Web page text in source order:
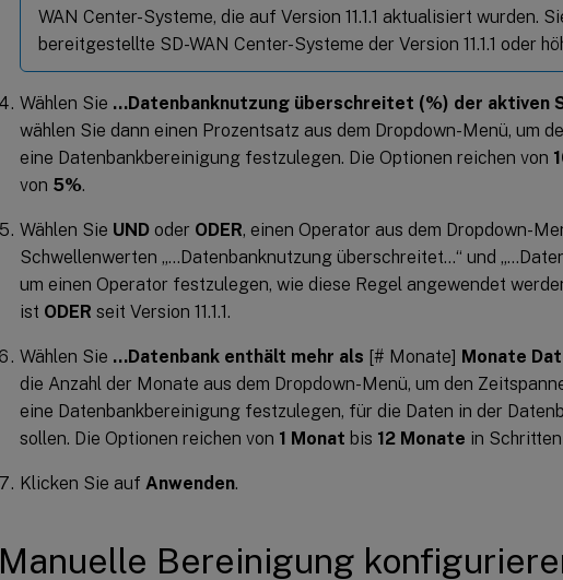
WAN Center-Systeme, die auf Version 11.1.1 aktualisiert wurden.
bereitgestellte SD-WAN Center-Systeme der Version 11.1.1 oder
Wählen Sie …Datenbanknutzung überschreitet (%) der aktiven
wählen Sie dann einen Prozentsatz aus dem Dropdown-Menü, um
eine Datenbankbereinigung festzulegen. Die Optionen reichen von
von 5%.
Wählen Sie UND oder ODER, einen Operator aus dem Dropdown-
Schwellenwerten „…Datenbanknutzung überschreitet…“ und
um einen Operator festzulegen, wie diese Regel angewendet
ist ODER seit Version 11.1.1.
Wählen Sie …Datenbank enthält mehr als [# Monate] Monate
die Anzahl der Monate aus dem Dropdown-Menü, um den
eine Datenbankbereinigung festzulegen, für die Daten in der
sollen. Die Optionen reichen von 1 Monat bis 12 Monate in
Klicken Sie auf Anwenden.
Manuelle Bereinigung